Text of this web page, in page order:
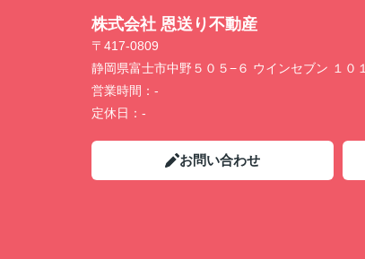
株式会社 恩送り不動産
〒417-0809
静岡県富士市中野５０５−６ ウインセブン １０
営業時間： -
定休日： -
お問い合わせ